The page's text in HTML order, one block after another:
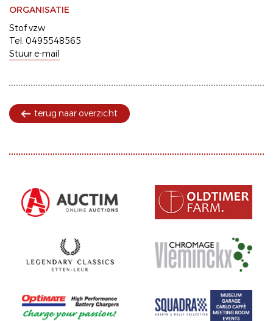
ORGANISATIE
Stof vzw
Tel. 0495548565
Stuur e-mail
terug naar overzicht